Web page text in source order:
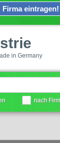
Firma eintragen!
in Germany
nach